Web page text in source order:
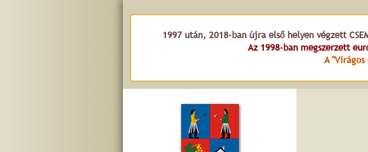
1997 után, 2018-ban újra első helyen végzett
Az 1998-ban megszerzett
A